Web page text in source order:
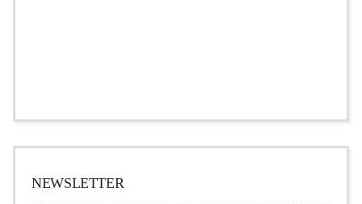
NEWSLETTER